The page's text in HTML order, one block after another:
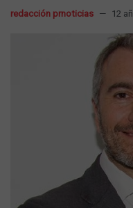
redacción prnoticias 12